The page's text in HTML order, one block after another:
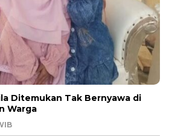
Ditemukan Tak Bernyawa di
Warga